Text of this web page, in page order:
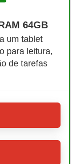
64GB
um tablet
para leitura,
de tarefas